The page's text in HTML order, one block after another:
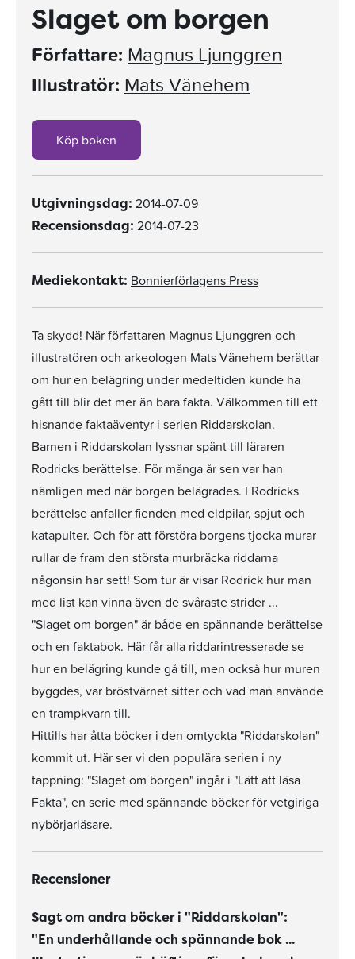
Slaget om borgen
Författare: Magnus Ljunggren
Illustratör: Mats Vänehem
Köp boken
Utgivningsdag: 2014-07-09
Recensionsdag: 2014-07-23
Mediekontakt: Bonnierförlagens Press
Ta skydd! När författaren Magnus Ljunggren och
illustratören och arkeologen Mats Vänehem berättar
om hur en belägring under medeltiden kunde ha
gått till blir det mer än bara fakta. Välkommen till ett
hisnande faktaäventyr i serien Riddarskolan.
Barnen i Riddarskolan lyssnar spänt till läraren
Rodricks berättelse. För många år sen var han
nämligen med när borgen belägrades. I Rodricks
berättelse anfaller fienden med eldpilar, spjut och
katapulter. Och för att förstöra borgens tjocka murar
rullar de fram den största murbräcka riddarna
någonsin har sett! Som tur är visar Rodrick hur man
med list kan vinna även de svåraste strider ...
"Slaget om borgen" är både en spännande berättelse
och en faktabok. Här får alla riddarintresserade se
hur en belägring kunde gå till, men också hur muren
byggdes, var bröstvärnet sitter och vad man använde
en trampkvarn till.
Hittills har åtta böcker i den omtyckta "Riddarskolan"
kommit ut. Här ser vi den populära serien i ny
tappning: "Slaget om borgen" ingår i "Lätt att läsa
Fakta", en serie med spännande böcker för vetgiriga
nybörjarläsare.
Recensioner
Sagt om andra böcker i "Riddarskolan":
"En underhållande och spännande bok ...